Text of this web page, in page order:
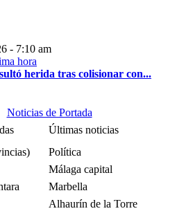
- 7:10 am
herida tras colisionar con...
Noticias de Portada
Últimas noticias
Política
Málaga capital
Marbella
Alhaurín de la Torre